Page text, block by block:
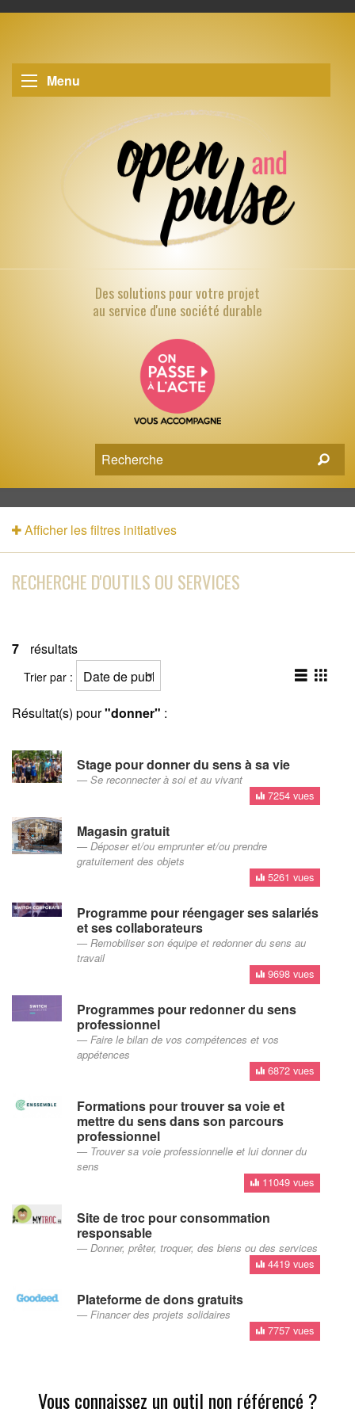
Menu
Des solutions pourvotre projet
au service d'une société durable
Afficher les filtres initiatives
RECHERCHE D'OUTILS OU SERVICES
7 résultats
Trier par :
Résultat(s) pour"donner" :
Stage pour donner du sens à sa vie
Se reconnecter à soi et au vivant
7254 vues
Magasin gratuit
Déposer et/ou emprunter et/ou prendre
gratuitement des objets
5261 vues
Programme pour réengager ses salariés
et ses collaborateurs
Remobiliser son équipe et redonner du sens au
travail
9698 vues
Programmes pour redonner du sens
professionnel
Faire le bilan de vos compétences et vos
appétences
6872 vues
Formations pour trouver sa voie et
mettre du sens dans son parcours
professionnel
Trouver sa voie professionnelle et lui donner du
sens
11049 vues
Site de troc pour consommation
responsable
Donner, prêter, troquer, des biens ou des services
4419 vues
Plateforme de dons gratuits
Financer des projets solidaires
7757 vues
Vous connaissez un outil non référencé ?